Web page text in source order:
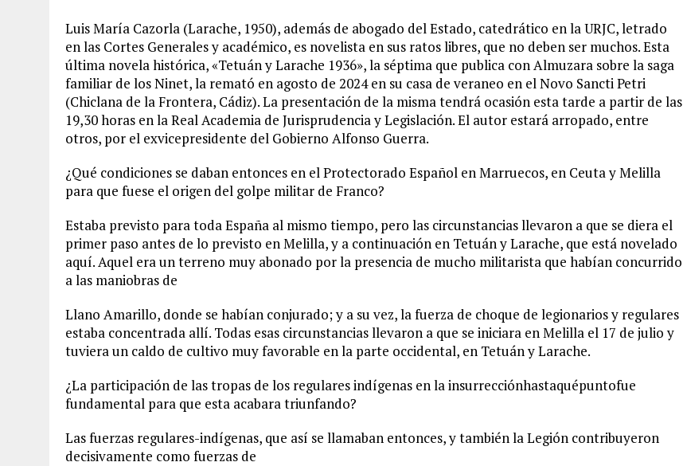
Luis María Cazorla (Larache, 1950), además de abogado del Estado, catedrático en la URJC, letrado
en las Cortes Generales y académico, es novelista en sus ratos libres, que no deben ser muchos. Esta
última novela histórica, «Tetuán y Larache 1936», la séptima que publica con Almuzara sobre la saga
familiar de los Ninet, la remató en agosto de 2024 en su casa de veraneo en el Novo Sancti Petri
(Chiclana de la Frontera, Cádiz). La presentación de la misma tendrá ocasión esta tarde a partir de las
19,30 horas en la Real Academia de Jurisprudencia y Legislación. El autor estará arropado, entre
otros, por el exvicepresidente del Gobierno Alfonso Guerra.
¿Qué condiciones se daban entonces en el Protectorado Español en Marruecos, en Ceuta y Melilla
para que fuese el origen del golpe militar de Franco?
Estaba previsto para toda España al mismo tiempo, pero las circunstancias llevaron a que se diera el
primer paso antes de lo previsto en Melilla, y a continuación en Tetuán y Larache, que está novelado
aquí. Aquel era un terreno muy abonado por la presencia de mucho militarista que habían concurrido
a las maniobras de
Llano Amarillo, donde se habían conjurado; y a su vez, la fuerza de choque de legionarios y regulares
estaba concentrada allí. Todas esas circunstancias llevaron a que se iniciara en Melilla el 17 de julio y
tuviera un caldo de cultivo muy favorable en la parte occidental, en Tetuán y Larache.
¿La participación de las tropas de los regulares indígenas en la insurrecciónhastaquépuntofue
fundamental para que esta acabara triunfando?
Las fuerzas regulares-indígenas, que así se llamaban entonces, y también la Legión contribuyeron
decisivamente como fuerzas de